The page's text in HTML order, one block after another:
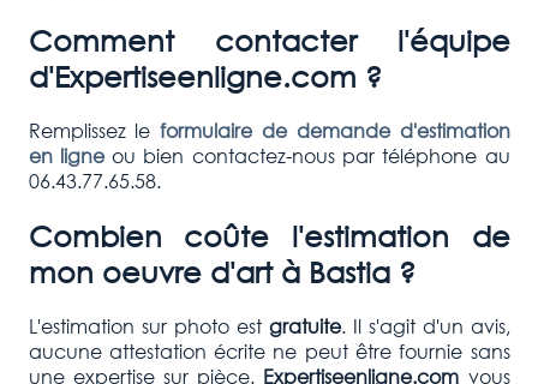
Comment contacter l'équipe
d'Expertiseenligne.com ?
Remplissez leformulaire de demande d'estimation
en ligneou bien contactez-nous par téléphone au
06.43.77.65.58.
Combien coûte l'estimation de
mon oeuvre d'art à Bastia ?
L'estimation sur photo est gratuite. Il s'agit d'un avis,
aucune attestation écrite ne peut être fournie sans
une expertise sur pièce. Expertiseenligne.com vous